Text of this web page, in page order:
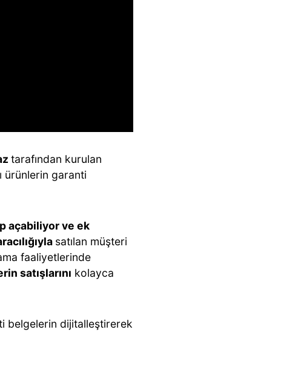
tarafından kurulan
ürünlerin garanti
açabiliyor ve ek
satılan müşteri
faaliyetlerinde
satışlarını kolayca
belgelerin dijitalleştirerek